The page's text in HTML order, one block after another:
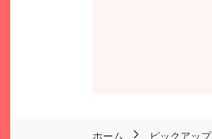
ホーム ピックアップ